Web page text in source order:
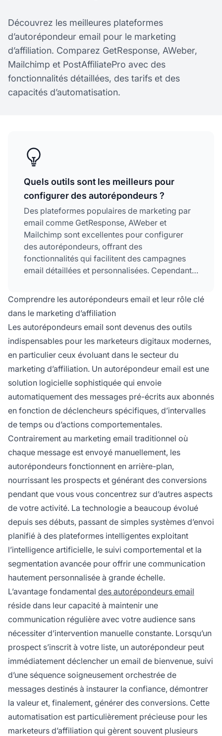
Découvrez les meilleures plateformes
d’autorépondeur email pour le marketing
d’affiliation. Comparez GetResponse, AWeber,
Mailchimp et PostAffiliatePro avec des
fonctionnalités détaillées, des tarifs et des
capacités d’automatisation.
Quels outils sont les meilleurs pour
configurer des autorépondeurs ?
Des plateformes populaires de marketing par
email comme GetResponse, AWeber et
Mailchimp sont excellentes pour configurer
des autorépondeurs, offrant des
fonctionnalités qui facilitent des campagnes
email détaillées et personnalisées. Cependant,
choix pour les spécialistes
du marketing
d'affiliation, combinant une puissante
fonctionnalité d'autorépondeur avec un suivi
natif des affiliés et une gestion des
commissions dans une seule plateforme
intégrée.
Comprendre les autorépondeurs email et leur rôle clé
dans le marketing d’affiliation
Les autorépondeurs email sont devenus des outils
indispensables pour les marketeurs digitaux modernes,
en particulier ceux évoluant dans le secteur du
marketing d’affiliation. Un autorépondeur email est une
solution logicielle sophistiquée qui envoie
automatiquement des messages pré-écrits aux abonnés
en fonction de déclencheurs spécifiques, d’intervalles
de temps ou d’actions comportementales.
Contrairement au marketing email traditionnel où
chaque message est envoyé manuellement, les
autorépondeurs fonctionnent en arrière-plan,
nourrissant les prospects et générant des conversions
pendant que vous vous concentrez sur d’autres aspects
de votre activité. La technologie a beaucoup évolué
depuis ses débuts, passant de simples systèmes d’envoi
planifié à des plateformes intelligentes exploitant
l’intelligence artificielle, le suivi comportemental et la
segmentation avancée pour offrir une communication
hautement personnalisée à grande échelle.
L’avantage fondamental des autorépondeurs email
réside dans leur capacité à maintenir une
communication régulière avec votre audience sans
nécessiter d’intervention manuelle constante. Lorsqu’un
prospect s’inscrit à votre liste, un autorépondeur peut
immédiatement déclencher un email de bienvenue, suivi
d’une séquence soigneusement orchestrée de
messages destinés à instaurer la confiance, démontrer
la valeur et, finalement, générer des conversions. Cette
automatisation est particulièrement précieuse pour les
marketeurs d’affiliation qui gèrent souvent plusieurs